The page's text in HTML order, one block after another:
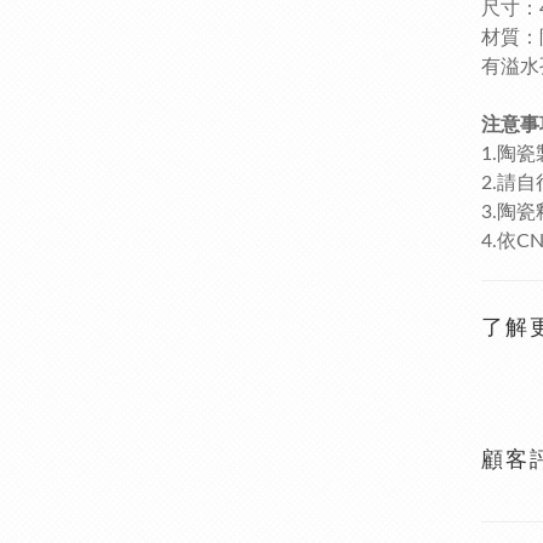
尺寸
材質：
有溢水
注意事
1.陶瓷
2.請自
3.陶瓷
4.依
了解
顧客